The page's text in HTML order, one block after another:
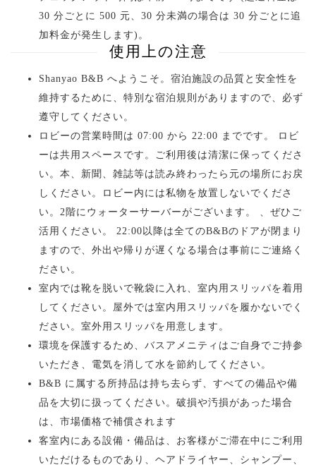
30 分ごとに 500 元、30 分未満の場合は 30 分ごとに追
加料金が発生します)。
使用上の注意
Shanyao B&B へようこそ。宿泊施設の品質と安全性を
維持するために、特別な宿泊規則がありますので、必ず
遵守してください。
ロビーの営業時間は 07:00 から 22:00 までです。 ロビ
ーは共用スペースです。ご利用後は清潔に保ってくださ
い。本、新聞、雑誌等は読み終わったら元の場所にお戻
しください。ロビー内には私物を放置しないでくださ
い。2階にウォーターサーバーがございます。 、ぜひご
活用ください。 22:00以降は全てのB&Bのドアが閉まり
ますので、外出や帰りが遅くなる場合は事前にご連絡く
ださい。
室内では靴を脱いで靴袋に入れ、室内用スリッパを着用
してください。屋外では室内用スリッパを履かないでく
ださい。室外用スリッパを用意します。
環境を保護するため、バスアメニティはご自身でご持参
いただき、電気を消して水を節約してください。
B&B に属する所持品は持ち去らず、すべての備品や備
品を大切に扱ってください。破損や汚損があった場合
は、市場価格で補償されます
客室内にある設備・備品は、お客様がご滞在中にご利用
いただけるものであり、ヘアドライヤー、シャンプー、